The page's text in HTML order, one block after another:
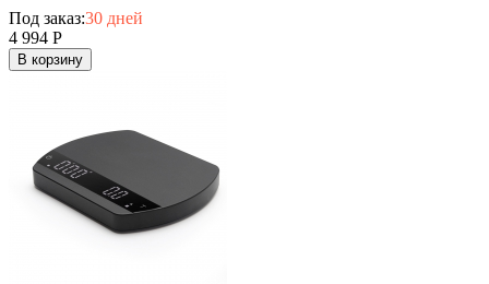
Под заказ:30 дней
4 994 Р
В корзину